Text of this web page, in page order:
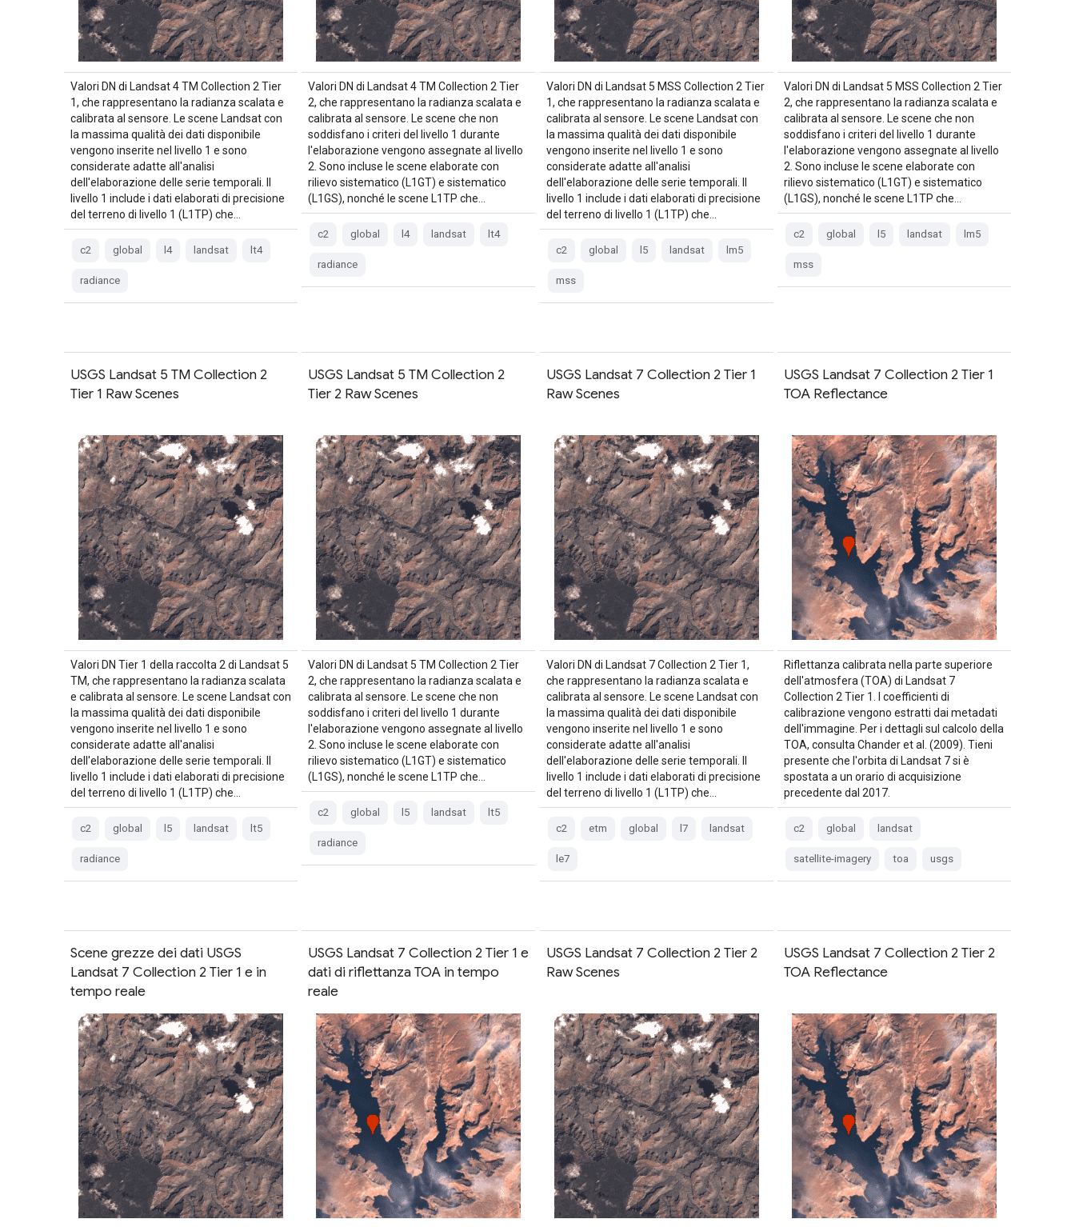
Valori DN di Landsat 4 TM Collection 2 Tier
1, che rappresentano la radianza scalata e
calibrata al sensore. Le scene Landsat con
la massima qualità dei dati disponibile
vengono inserite nel livello 1 e sono
considerate adatte all'analisi
dell'elaborazione delle serie temporali. Il
livello 1 include i dati elaborati di precisione
del terreno di livello 1 (L1TP) che…
c2 global l4 landsat lt4
radiance
Valori DN di Landsat 4 TM Collection 2 Tier
2, che rappresentano la radianza scalata e
calibrata al sensore. Le scene che non
soddisfano i criteri del livello 1 durante
l'elaborazione vengono assegnate al livello
2. Sono incluse le scene elaborate con
rilievo sistematico (L1GT) e sistematico
(L1GS), nonché le scene L1TP che…
c2 global l4 landsat lt4
radiance
Valori DN di Landsat 5 MSS Collection 2 Tier
1, che rappresentano la radianza scalata e
calibrata al sensore. Le scene Landsat con
la massima qualità dei dati disponibile
vengono inserite nel livello 1 e sono
considerate adatte all'analisi
dell'elaborazione delle serie temporali. Il
livello 1 include i dati elaborati di precisione
del terreno di livello 1 (L1TP) che…
c2 global l5 landsat lm5
mss
Valori DN di Landsat 5 MSS Collection 2 Tier
2, che rappresentano la radianza scalata e
calibrata al sensore. Le scene che non
soddisfano i criteri del livello 1 durante
l'elaborazione vengono assegnate al livello
2. Sono incluse le scene elaborate con
rilievo sistematico (L1GT) e sistematico
(L1GS), nonché le scene L1TP che…
c2 global l5 landsat lm5
mss
USGS Landsat 5 TM Collection 2
Tier 1 Raw Scenes
Valori DN Tier 1 della raccolta 2 di Landsat 5
TM, che rappresentano la radianza scalata
e calibrata al sensore. Le scene Landsat con
la massima qualità dei dati disponibile
vengono inserite nel livello 1 e sono
considerate adatte all'analisi
dell'elaborazione delle serie temporali. Il
livello 1 include i dati elaborati di precisione
del terreno di livello 1 (L1TP) che…
c2 global l5 landsat lt5
radiance
USGS Landsat 5 TM Collection 2
Tier 2 Raw Scenes
Valori DN di Landsat 5 TM Collection 2 Tier
2, che rappresentano la radianza scalata e
calibrata al sensore. Le scene che non
soddisfano i criteri del livello 1 durante
l'elaborazione vengono assegnate al livello
2. Sono incluse le scene elaborate con
rilievo sistematico (L1GT) e sistematico
(L1GS), nonché le scene L1TP che…
c2 global l5 landsat lt5
radiance
USGS Landsat 7 Collection 2 Tier 1
Raw Scenes
Valori DN di Landsat 7 Collection 2 Tier 1,
che rappresentano la radianza scalata e
calibrata al sensore. Le scene Landsat con
la massima qualità dei dati disponibile
vengono inserite nel livello 1 e sono
considerate adatte all'analisi
dell'elaborazione delle serie temporali. Il
livello 1 include i dati elaborati di precisione
del terreno di livello 1 (L1TP) che…
c2 etm global l7 landsat
le7
USGS Landsat 7 Collection 2 Tier 1
TOA Reflectance
Riflettanza calibrata nella parte superiore
dell'atmosfera (TOA) di Landsat 7
Collection 2 Tier 1. I coefficienti di
calibrazione vengono estratti dai metadati
dell'immagine. Per i dettagli sul calcolo della
TOA, consulta Chander et al. (2009). Tieni
presente che l'orbita di Landsat 7 si è
spostata a un orario di acquisizione
precedente dal 2017.
c2 global landsat
satellite-imagery toa usgs
Scene grezze dei dati USGS
Landsat 7 Collection 2 Tier 1 e in
tempo reale
USGS Landsat 7 Collection 2 Tier 1 e
dati di riflettanza TOA in tempo
reale
USGS Landsat 7 Collection 2 Tier 2
Raw Scenes
USGS Landsat 7 Collection 2 Tier 2
TOA Reflectance